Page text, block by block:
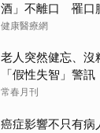
酒」不離口 罹口
健康醫療網
老人突然健忘、沒
「假性失智」警
常春月刊
癌症影響不只有病